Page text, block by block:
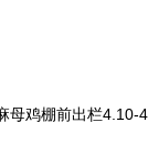
母鸡棚前出栏4.10-